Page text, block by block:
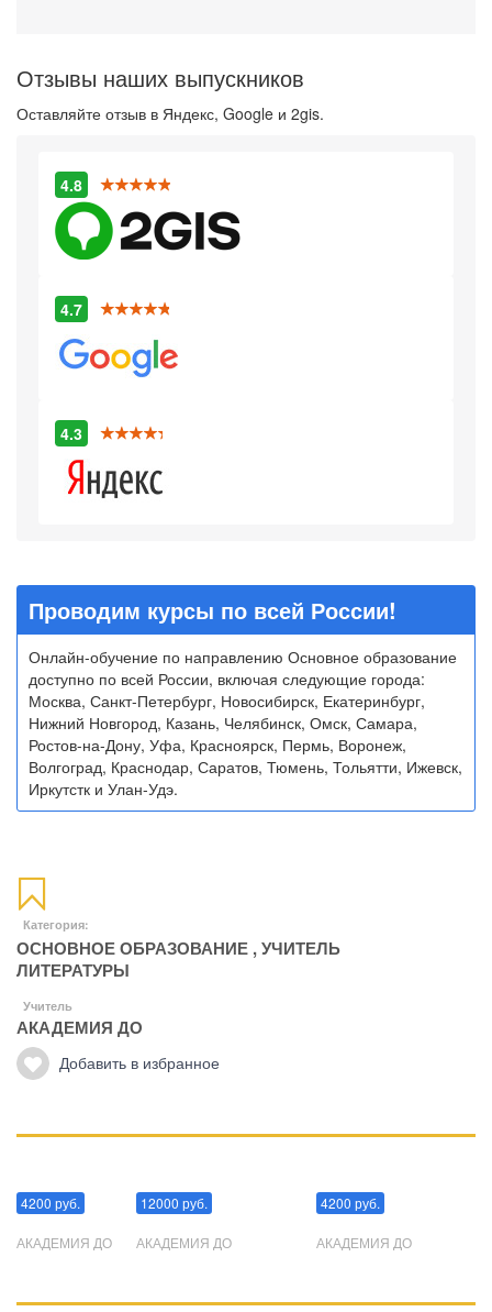
Отзывы наших выпускников
Оставляйте отзыв в Яндекс, Google и 2gis.
4.8
4.7
4.3
Проводим курсы по всей России!
Онлайн-обучение по направлению Основное образование
доступно по всей России, включая следующие города:
Москва, Санкт-Петербург, Новосибирск, Екатеринбург,
Нижний Новгород, Казань, Челябинск, Омск, Самара,
Ростов-на-Дону, Уфа, Красноярск, Пермь, Воронеж,
Волгоград, Краснодар, Саратов, Тюмень, Тольятти, Ижевск,
Иркутстк и Улан-Удэ.
Категория:
ОСНОВНОЕ ОБРАЗОВАНИЕ ,УЧИТЕЛЬ
ЛИТЕРАТУРЫ
Учитель
АКАДЕМИЯ ДО
Добавить в избранное
4200 руб.
АКАДЕМИЯ ДО
12000 руб.
АКАДЕМИЯ ДО
4200 руб.
АКАДЕМИЯ ДО